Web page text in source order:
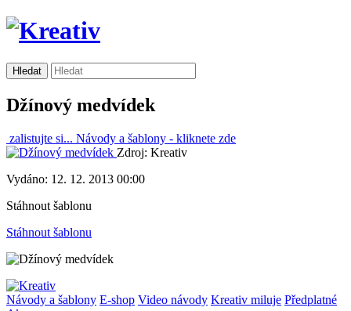
Džínový medvídek
zalistujte si... Návody a šablony - kliknete zde
Zdroj: Kreativ
Vydáno: 12. 12. 2013 00:00
Stáhnout šablonu
Stáhnout šablonu
Návody a šablony E-shop Video návody Kreativ miluje Předplatné